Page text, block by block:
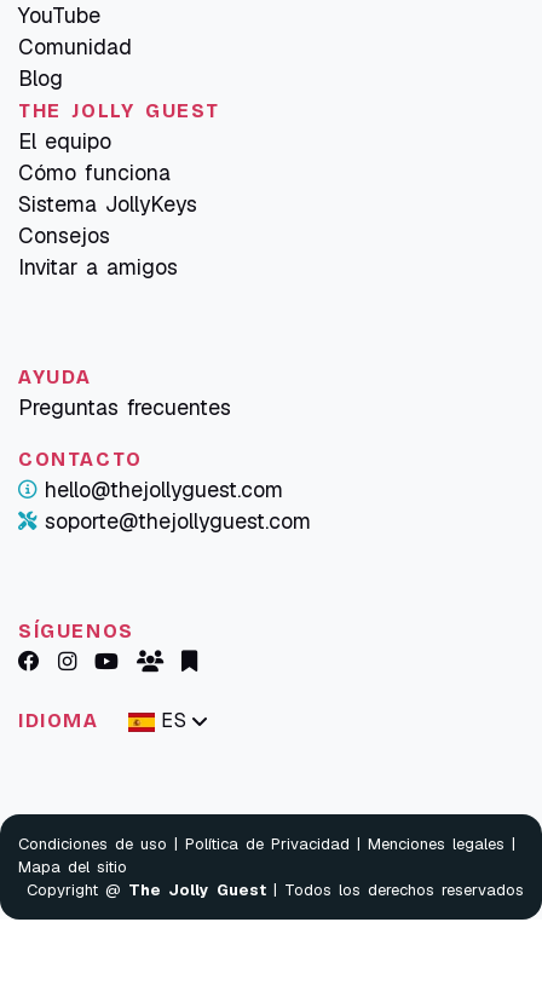
YouTube
Comunidad
Blog
THE JOLLY GUEST
El equipo
Cómo funciona
Sistema JollyKeys
Consejos
Invitar a amigos
AYUDA
Preguntas frecuentes
CONTACTO
hello@thejollyguest.com
soporte@thejollyguest.com
SÍGUENOS
IDIOMA ES
Condiciones de uso | Política de Privacidad | Menciones legales |
Mapa del sitio
Copyright @ The Jolly Guest | Todos los derechos reservados